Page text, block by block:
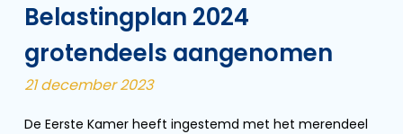
Belastingplan 2024
grotendeels aangenomen
21 december 2023
De Eerste Kamer heeft ingestemd met het merendeel